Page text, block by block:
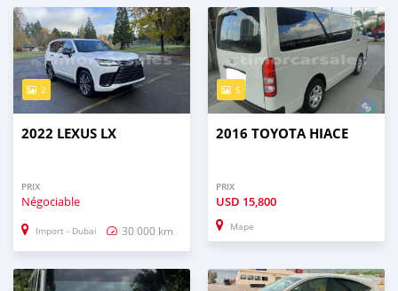
2
2022 LEXUS LX
PRIX
Négociable
Import - Dubai 30 000 km
5
2016 TOYOTA HIACE
PRIX
USD 15,800
Mape